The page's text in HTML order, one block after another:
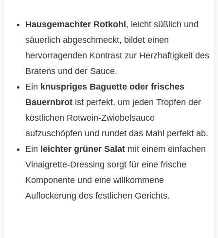
Hausgemachter Rotkohl , leicht süßlich und
säuerlich abgeschmeckt, bildet einen
hervorragenden Kontrast zur Herzhaftigkeit des
Bratens und der Sauce.
Ein knuspriges Baguette oder frisches
Bauernbrotist perfekt, um jeden Tropfen der
köstlichen Rotwein-Zwiebelsauce
aufzuschöpfen und rundet das Mahl perfekt ab.
Ein leichter grüner Salatmit einem einfachen
Vinaigrette-Dressing sorgt für eine frische
Komponente und eine willkommene
Auflockerung des festlichen Gerichts.